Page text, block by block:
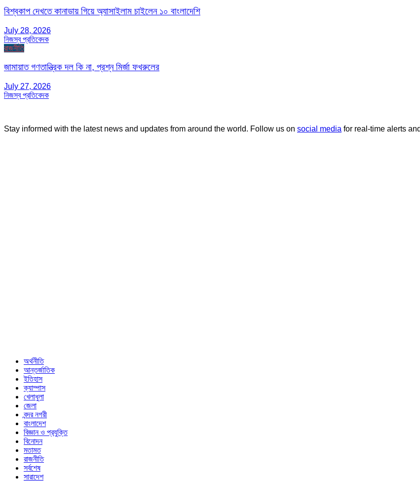
বিশ্বকাপ দেখতে কানাডায় গিয়ে অ্যাসাইলাম চাইলেন ১০ বাংলাদেশি
July 28, 2026
নিজস্ব প্রতিবেদক
রাজনীতি
জামায়াত গণতান্ত্রিক দল কি না, প্রশ্ন মির্জা ফখরুলের
July 27, 2026
নিজস্ব প্রতিবেদক
Stay informed with the latest news and updates from around the world. Follow us on social media for real-time alerts
অর্থনীতি
আন্তর্জাতিক
ইতিহাস
ক্যাম্পাস
খেলাধুলা
জেলা
বন্দর নগরী
বাংলাদেশ
বিজ্ঞান ও প্রযুক্তি
বিনোদন
মতামত
রাজনীতি
সর্বশেষ
সারাদেশ